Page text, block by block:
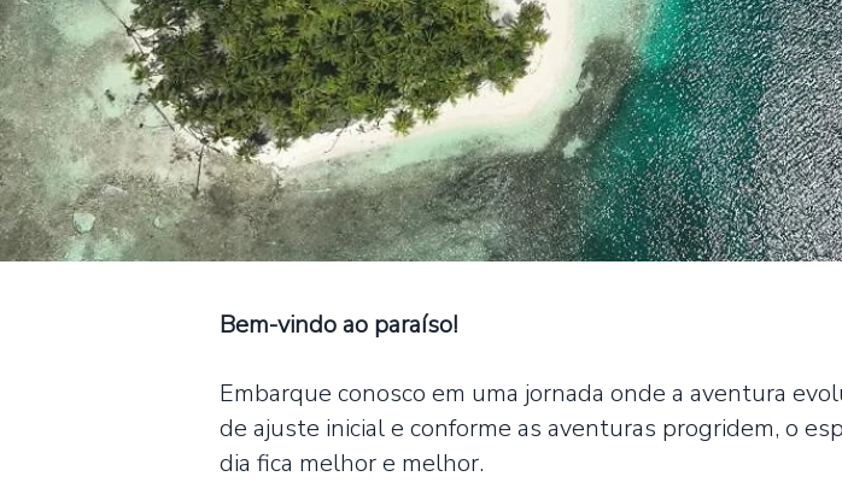
Bem-vindo ao paraíso!
Embarque conosco em uma jornada onde a aventura
de ajuste inicial e conforme as aventuras progridem, o
dia fica melhor e melhor.